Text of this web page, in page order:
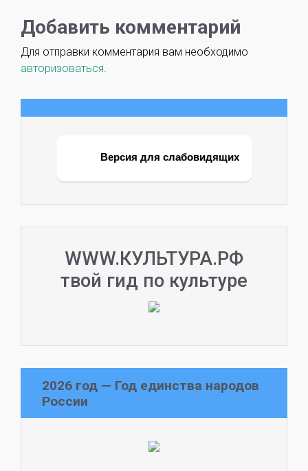
Добавить комментарий
Для отправки комментария вам необходимо
авторизоваться
Версия для слабовидящих
WWW.КУЛЬТУРА.РФ
твой гид по культуре
2026 год — Год единства народов
России